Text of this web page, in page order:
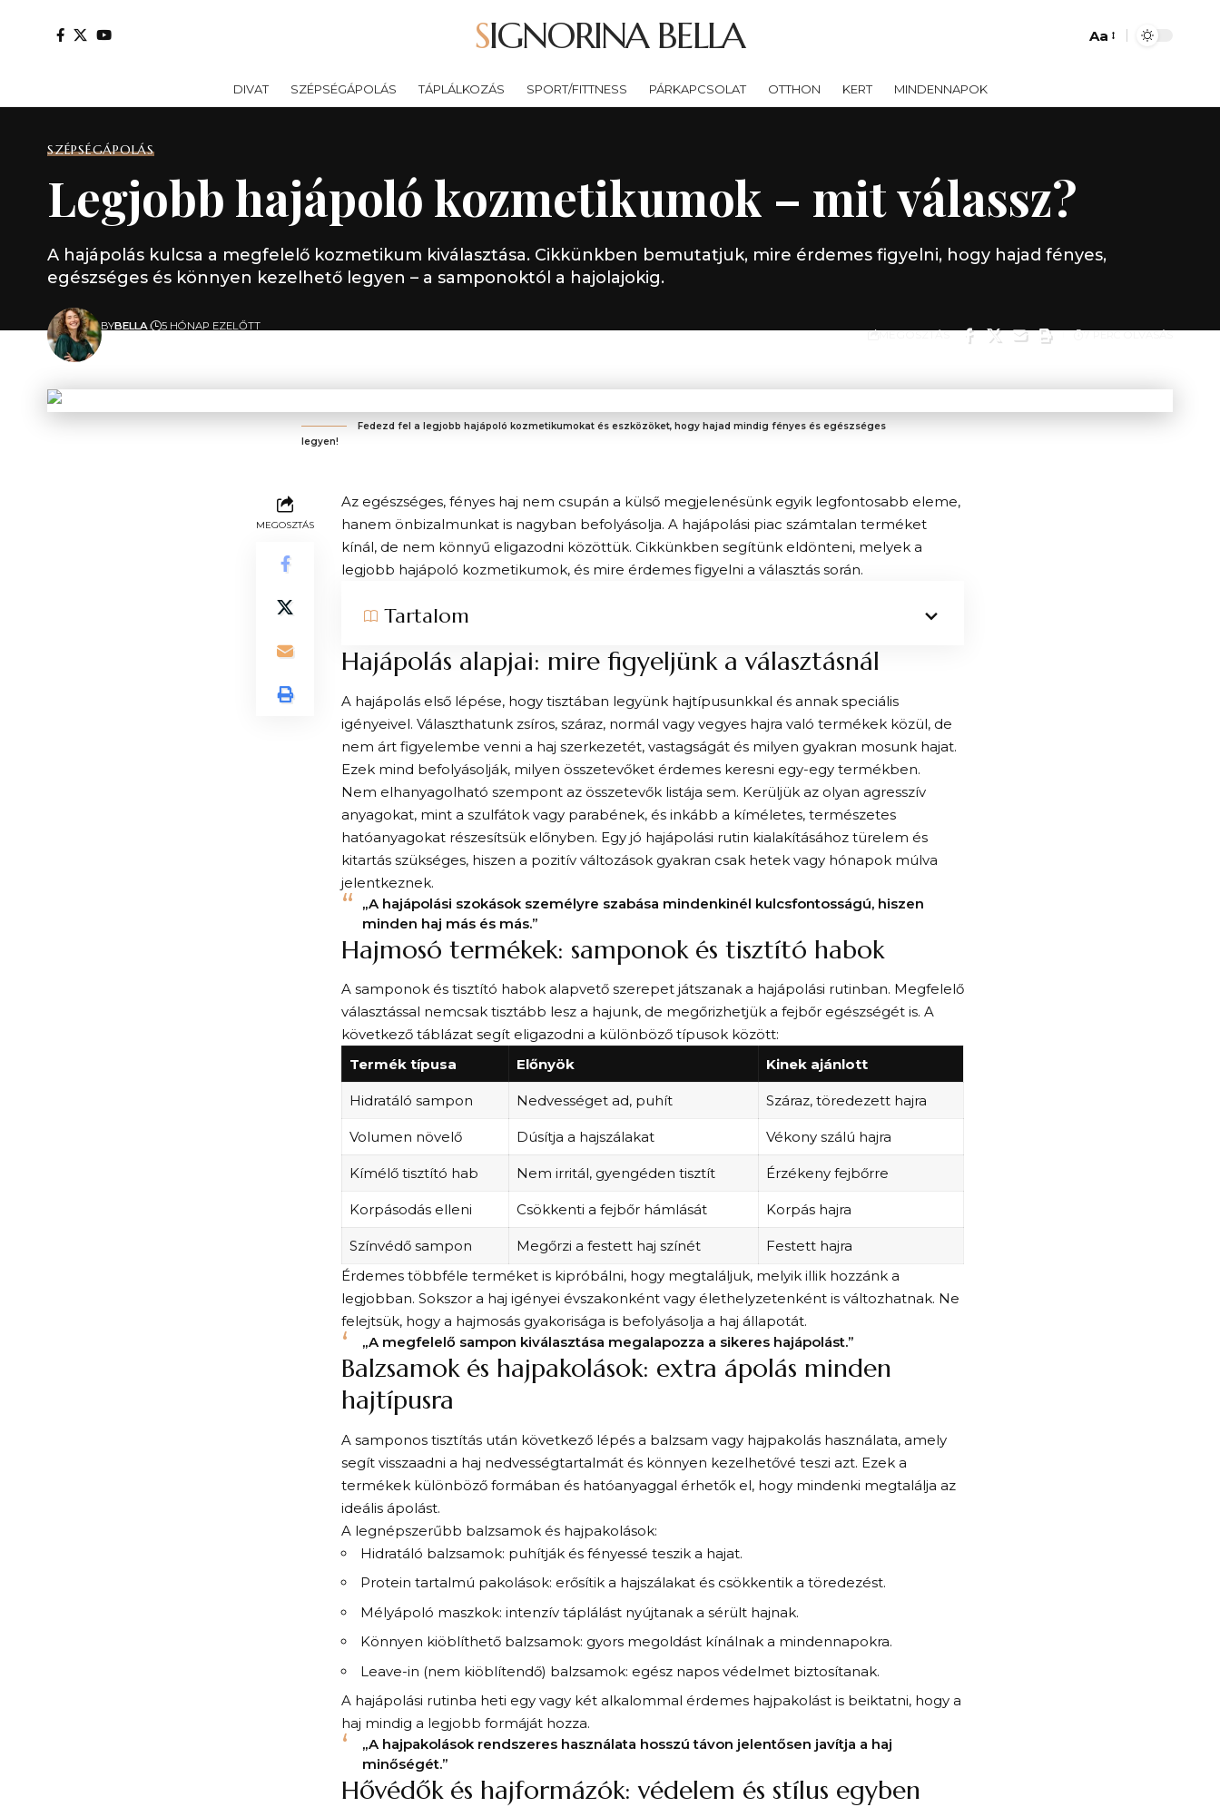
SIGNORINA BELLA
Font
Aa
DIVAT SZÉPSÉGÁPOLÁS TÁPLÁLKOZÁS SPORT/FITTNESS PÁRKAPCSOLAT OTTHON KERT MINDENNAPOK
SZÉPSÉGÁPOLÁS
Legjobb hajápoló kozmetikumok – mit válassz?
A hajápolás kulcsa a megfelelő kozmetikum kiválasztása. Cikkünkben bemutatjuk, mire érdemes figyelni, hogy hajad fényes,
egészséges és könnyen kezelhető legyen – a samponoktól a hajolajokig.
UTOLSÓ FRISSÍTÉS: MÁRCIUS 8, 2026 07:24
BYBELLA 5 HÓNAP EZELŐTT
MEGOSZTÁS 7 PERC OLVASÁS
Fedezd fel a legjobb hajápoló kozmetikumokat és eszközöket, hogy hajad mindig fényes és egészséges
legyen!
MEGOSZTÁS
Az egészséges, fényes haj nem csupán a külső megjelenésünk egyik legfontosabb eleme,
hanem önbizalmunkat is nagyban befolyásolja. A hajápolási piac számtalan terméket
kínál, de nem könnyű eligazodni közöttük. Cikkünkben segítünk eldönteni, melyek a
legjobb hajápoló kozmetikumok, és mire érdemes figyelni a választás során.
Tartalom
Hajápolás alapjai: mire figyeljünk a választásnál
A hajápolás első lépése, hogy tisztában legyünk hajtípusunkkal és annak speciális
igényeivel. Választhatunk zsíros, száraz, normál vagy vegyes hajra való termékek közül, de
nem árt figyelembe venni a haj szerkezetét, vastagságát és milyen gyakran mosunk hajat.
Ezek mind befolyásolják, milyen összetevőket érdemes keresni egy-egy termékben.
Nem elhanyagolható szempont az összetevők listája sem. Kerüljük az olyan agresszív
anyagokat, mint a szulfátok vagy parabének, és inkább a kíméletes, természetes
hatóanyagokat részesítsük előnyben. Egy jó hajápolási rutin kialakításához türelem és
kitartás szükséges, hiszen a pozitív változások gyakran csak hetek vagy hónapok múlva
jelentkeznek.
„A hajápolási szokások személyre szabása mindenkinél kulcsfontosságú, hiszen
minden haj más és más.”
Hajmosó termékek: samponok és tisztító habok
A samponok és tisztító habok alapvető szerepet játszanak a hajápolási rutinban. Megfelelő
választással nemcsak tisztább lesz a hajunk, de megőrizhetjük a fejbőr egészségét is. A
következő táblázat segít eligazodni a különböző típusok között:
Termék típusa
Előnyök Kinek ajánlott
Hidratáló sampon Nedvességet ad, puhít Száraz, töredezett hajra
Volumen növelő Dúsítja a hajszálakat Vékony szálú hajra
Kímélő tisztító hab Nem irritál, gyengéden tisztít Érzékeny fejbőrre
Korpásodás elleni Csökkenti a fejbőr hámlását Korpás hajra
Színvédő sampon Megőrzi a festett haj színét
Festett hajra
Érdemes többféle terméket is kipróbálni, hogy megtaláljuk, melyik illik hozzánk a
legjobban. Sokszor a haj igényei évszakonként vagy élethelyzetenként is változhatnak. Ne
felejtsük, hogy a hajmosás gyakorisága is befolyásolja a haj állapotát.
„A megfelelő sampon kiválasztása megalapozza a sikeres hajápolást.”
Balzsamok és hajpakolások: extra ápolás minden
hajtípusra
A samponos tisztítás után következő lépés a balzsam vagy hajpakolás használata, amely
segít visszaadni a haj nedvességtartalmát és könnyen kezelhetővé teszi azt. Ezek a
termékek különböző formában és hatóanyaggal érhetők el, hogy mindenki megtalálja az
ideális ápolást.
A legnépszerűbb balzsamok és hajpakolások:
Hidratáló balzsamok: puhítják és fényessé teszik a hajat.
Protein tartalmú pakolások: erősítik a hajszálakat és csökkentik a töredezést.
Mélyápoló maszkok: intenzív táplálást nyújtanak a sérült hajnak.
Könnyen kiöblíthető balzsamok: gyors megoldást kínálnak a mindennapokra.
Leave-in (nem kiöblítendő) balzsamok: egész napos védelmet biztosítanak.
A hajápolási rutinba heti egy vagy két alkalommal érdemes hajpakolást is beiktatni, hogy a
haj mindig a legjobb formáját hozza.
„A hajpakolások rendszeres használata hosszú távon jelentősen javítja a haj
minőségét.”
Hővédők és hajformázók: védelem és stílus egyben